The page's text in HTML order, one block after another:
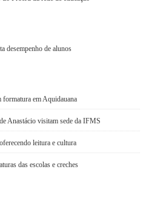
desempenho de alunos
formatura em Aquidauana
Anastácio visitam sede da IFMS
leitura e cultura
das escolas e creches